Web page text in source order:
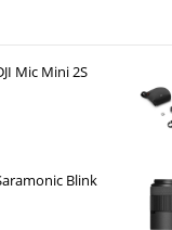
Mic Mini 2S
Blink